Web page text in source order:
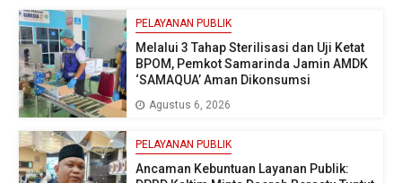
PELAYANAN PUBLIK
Melalui 3 Tahap Sterilisasi dan Uji Ketat
BPOM, Pemkot Samarinda Jamin AMDK
‘SAMAQUA’ Aman Dikonsumsi
Agustus 6, 2026
PELAYANAN PUBLIK
Ancaman Kebuntuan Layanan Publik: